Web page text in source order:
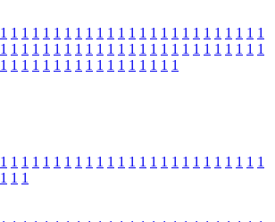
1 1 1 1 1 1 1 1 1 1 1 1 1 1 1 1 1 1 1 1 1 1 1 1 1
1 1 1 1 1 1 1 1 1 1 1 1 1 1 1 1 1 1 1 1 1 1 1 1 1
1 1 1 1 1 1 1 1 1 1 1 1 1 1 1 1 1
1 1 1 1 1 1 1 1 1 1 1 1 1 1 1 1 1 1 1 1 1 1 1 1 1
1 1 1